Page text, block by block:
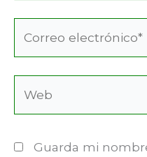
electrónico*
Guarda mi